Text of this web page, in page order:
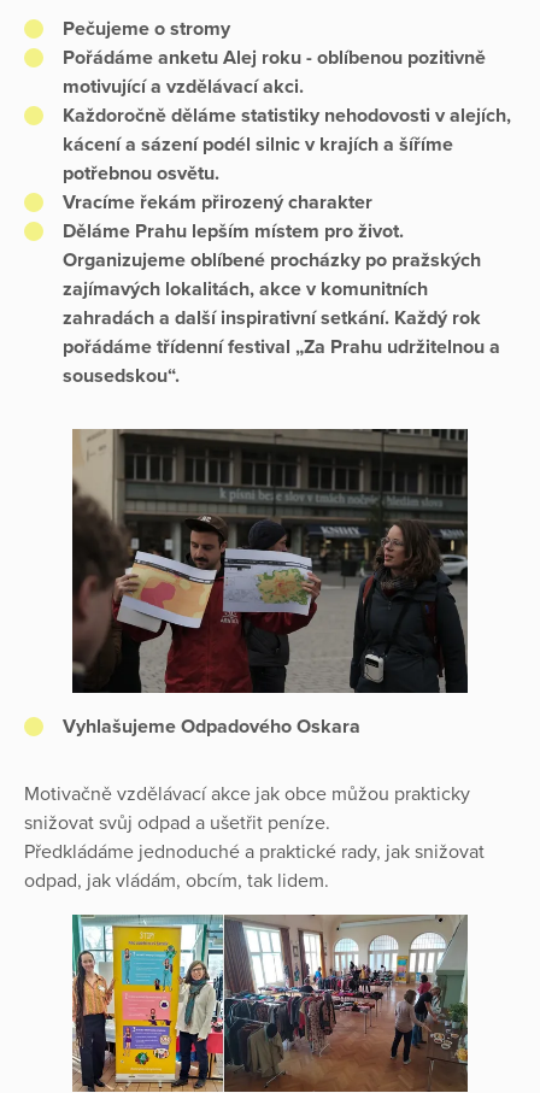
Pečujeme o stromy
Pořádáme anketu Alej roku - oblíbenou pozitivně
motivující a vzdělávací akci.
Každoročně děláme statistiky nehodovosti v alejích,
kácení a sázení podél silnic v krajích a šíříme
potřebnou osvětu.
Vracíme řekám přirozený charakter
Děláme Prahu lepším místem pro život.
Organizujeme oblíbené procházky po pražských
zajímavých lokalitách, akce v komunitních
zahradách a další inspirativní setkání. Každý rok
pořádáme třídenní festival „Za Prahu udržitelnou a
sousedskou“.
Vyhlašujeme Odpadového Oskara
Motivačně vzdělávací akce jak obce můžou prakticky
snižovat svůj odpad a ušetřit peníze.
Předkládáme jednoduché a praktické rady, jak snižovat
odpad, jak vládám, obcím, tak lidem.